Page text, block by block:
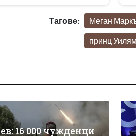
Тагове: Меган
принц Уилям
16 000 чужденци